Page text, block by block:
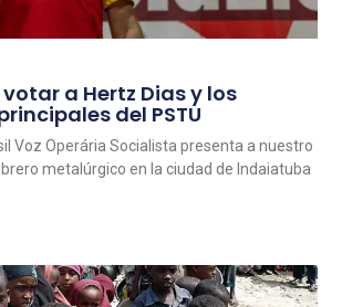
a Hertz Dias y los
del PSTU
Voz Operária Socialista presenta a nuestro
metalúrgico en la ciudad de Indaiatuba